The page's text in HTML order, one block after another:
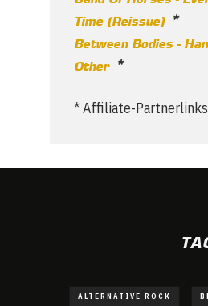
Time (Reissue) *
Between Bodies -
Other*
* Affiliate-Partnerlinks
ALTERNATIVE ROCK